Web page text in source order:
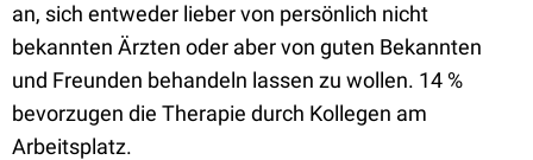
an, sich entweder lieber von persönlich nicht
bekannten Ärzten oder aber von guten Bekannten
und Freunden behandeln lassen zu wollen. 14 %
bevorzugen die Therapie durch Kollegen am
Arbeitsplatz.